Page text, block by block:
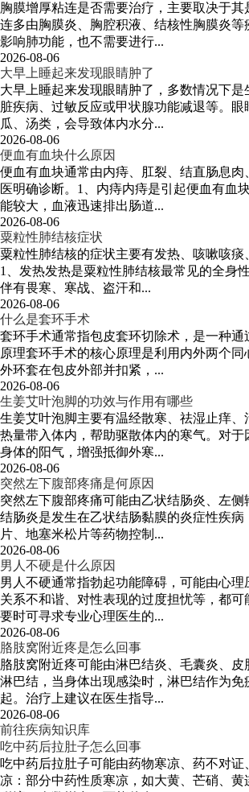
胸膜增厚粘连是否需要治疗，主要取决于
连多由胸膜炎、胸腔积液、结核性胸膜炎
影响肺功能，也不需要进行...
2026-08-06
大早上睡起来发现眼睛肿了
大早上睡起来发现眼睛肿了，多数情况下
脏疾病、过敏反应或甲状腺功能减退等。
瓜、汤类，会导致体内水分...
2026-08-06
便血有血块什么原因
便血有血块通常由内痔、肛裂、结直肠息
医明确诊断。1、内痔内痔是引起便血有血
能较大，血液迅速排出肠道...
2026-08-06
粟粒性肺结核症状
粟粒性肺结核的症状主要有发热、咳嗽咳
1、发热发热是粟粒性肺结核最常见的全身
伴有畏寒、寒战、盗汗和...
2026-08-06
什么是套环手术
套环手术通常指包皮套环切除术，是一种
原理套环手术的核心原理是利用内外两个
外环套在包皮外部并扣紧，...
2026-08-06
生姜艾叶泡脚的功效与作用有哪些
生姜艾叶泡脚主要有温经散寒、祛湿止痒
热量带入体内，帮助驱散体内的寒气。对
身体的阳气，增强抵御外寒...
2026-08-06
突然左下腹部疼痛是何原因
突然左下腹部疼痛可能由乙状结肠炎、左
结肠炎是发生在乙状结肠黏膜的炎症性疾
片、地塞米松片等药物控制...
2026-08-06
男人不硬是什么原因
男人不硬通常指勃起功能障碍，可能由心
关系不和谐、对性表现的过度担忧等，都
要时可寻求专业心理医生的...
2026-08-06
胳肢窝附近疼是怎么回事
胳肢窝附近疼可能由淋巴结炎、毛囊炎、
淋巴结，当身体出现感染时，淋巴结作为
起。治疗上建议在医生指导...
2026-08-06
前往疾病知识库
吃中药后拉肚子怎么回事
吃中药后拉肚子可能由药物寒凉、药不对
凉：部分中药性质寒凉，如大黄、芒硝、